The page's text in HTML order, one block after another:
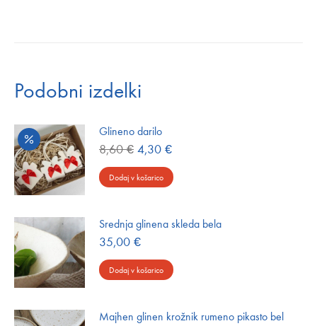
Podobni izdelki
Glineno darilo
8,60€ Izvirna
je
bila:
4,30 €Trenutna
je:
Dodaj v košarico
Srednja glinena skleda bela
35,00 €
Dodaj v košarico
Majhen glinen krožnik rumeno pikasto bel